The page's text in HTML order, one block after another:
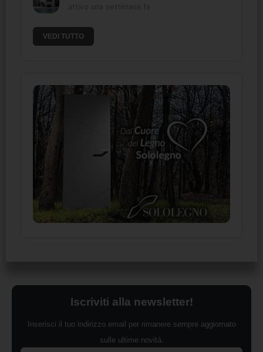
VEDI TUTTO
Iscriviti alla newsletter!
Inserisci il tuo indirizzo email per rimanere sempre aggiornato
sulle ultime novità.